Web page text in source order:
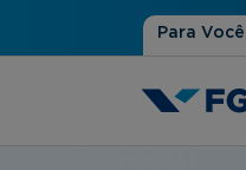
Para Você